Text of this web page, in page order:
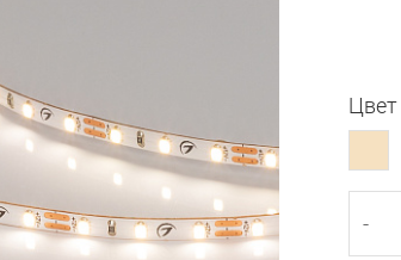
Цвет
-